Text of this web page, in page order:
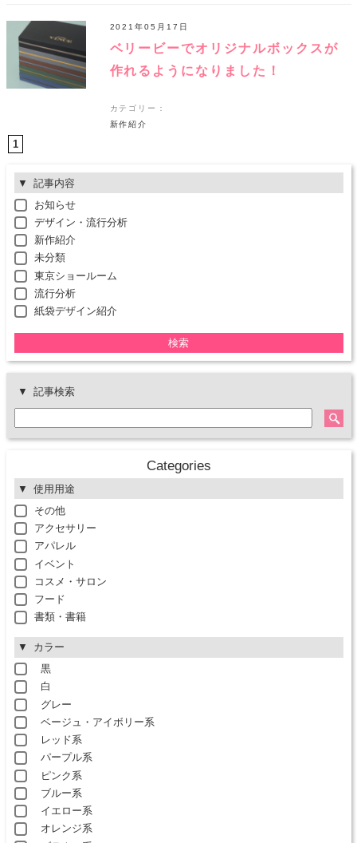
ベリービーでオリジナルボックスが
作れるようになりました！
2021年05月17日
カテゴリー：
新作紹介
1
記事内容
お知らせ
デザイン・流行分析
新作紹介
未分類
東京ショールーム
流行分析
紙袋デザイン紹介
検索
記事検索
Categories
使用用途
その他
アクセサリー
アパレル
イベント
コスメ・サロン
フード
書類・書籍
カラー
黒
白
グレー
ベージュ・アイボリー系
レッド系
パープル系
ピンク系
ブルー系
イエロー系
オレンジ系